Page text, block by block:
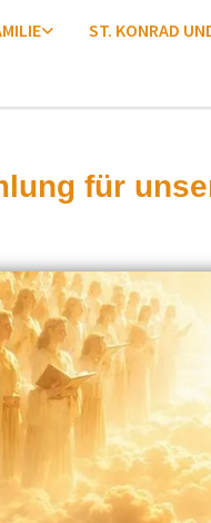
ST. KONRAD
für